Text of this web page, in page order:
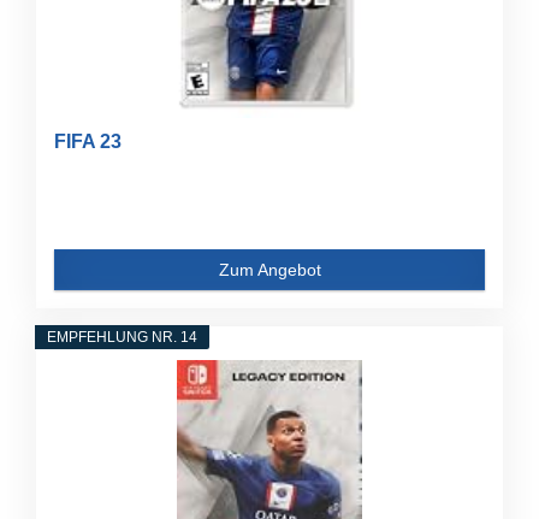
FIFA 23
Zum Angebot
EMPFEHLUNG NR. 14